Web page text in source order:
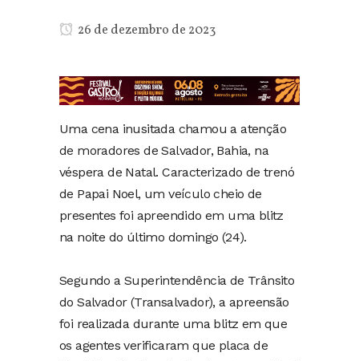
26 de dezembro de 2023
Uma cena inusitada chamou a atenção
de moradores de Salvador, Bahia, na
véspera de Natal. Caracterizado de trenó
de Papai Noel, um veículo cheio de
presentes foi apreendido em uma blitz
na noite do último domingo (24).
Segundo a Superintendência de Trânsito
do Salvador (Transalvador), a apreensão
foi realizada durante uma blitz em que
os agentes verificaram que placa de